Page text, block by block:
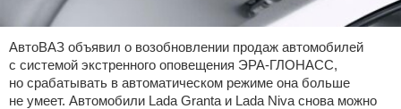
АвтоВАЗ объявил о возобновлении продаж автомобилей
с системой экстренного оповещения ЭРА-ГЛОНАСС,
но срабатывать в автоматическом режиме она больше
не умеет. Автомобили Lada Granta и Lada Niva снова можно